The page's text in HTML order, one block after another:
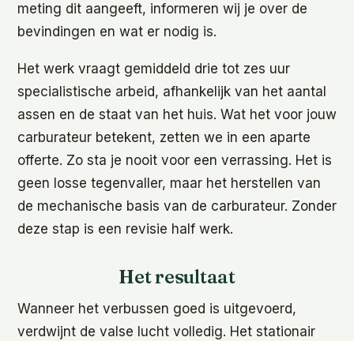
meting dit aangeeft, informeren wij je over de
bevindingen en wat er nodig is.
Het werk vraagt gemiddeld drie tot zes uur
specialistische arbeid, afhankelijk van het aantal
assen en de staat van het huis. Wat het voor jouw
carburateur betekent, zetten we in een aparte
offerte. Zo sta je nooit voor een verrassing. Het is
geen losse tegenvaller, maar het herstellen van
de mechanische basis van de carburateur. Zonder
deze stap is een revisie half werk.
Het resultaat
Wanneer het verbussen goed is uitgevoerd,
verdwijnt de valse lucht volledig. Het stationair